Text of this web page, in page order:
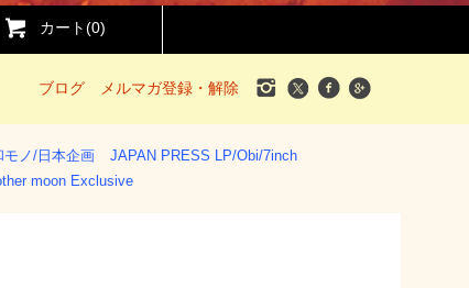
カート(0)
ブログ メルマガ登録・解除
ノ/日本企画
JAPAN PRESS LP/Obi/7inch
moon Exclusive